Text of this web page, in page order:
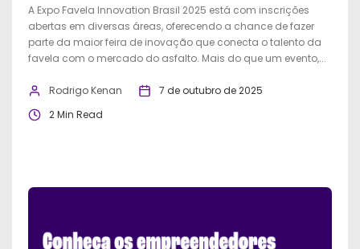
A Expo Favela Innovation Brasil 2025 está com inscrições
abertas em diversas áreas, oferecendo a chance de fazer
parte da maior feira de inovação que conecta o talento da
favela com o mercado do asfalto. Mais do que um evento,...
Rodrigo Kenan
7 de outubro de 2025
2 Min Read